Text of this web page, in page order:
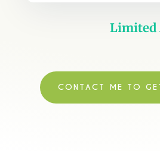
Limited
CONTACT ME TO